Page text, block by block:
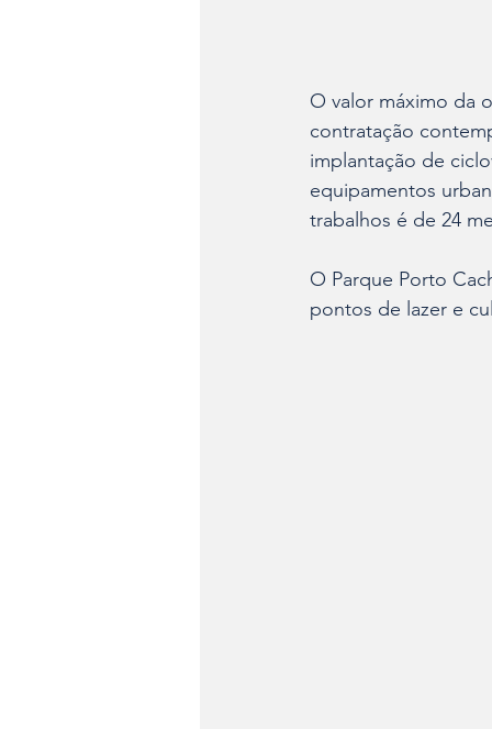
O valor máximo da
contratação
implantação de
equipamentos
trabalhos é de 24
O Parque Porto
pontos de lazer e